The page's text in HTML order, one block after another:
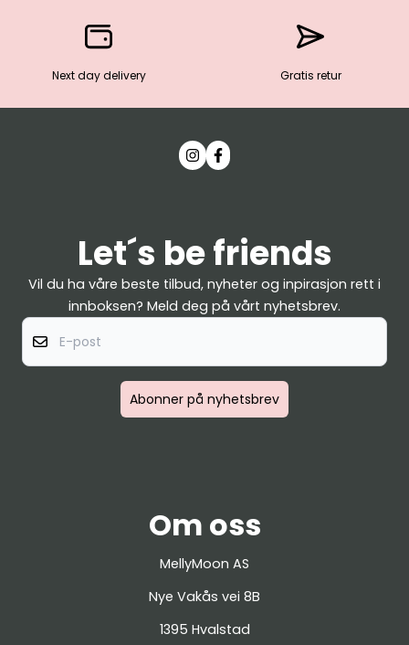
Next day delivery Gratis retur
Let´s be friends
Vil du ha våre beste tilbud, nyheter og inpirasjon rett i
innboksen? Meld deg på vårt nyhetsbrev.
Abonner på nyhetsbrev
Om oss
MellyMoon AS
Nye Vakås vei 8B
1395 Hvalstad